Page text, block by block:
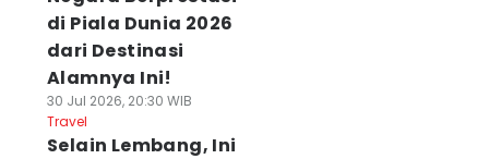
di Piala Dunia 2026
dari Destinasi
Alamnya Ini!
30 Jul 2026, 20:30 WIB
Travel
Selain Lembang, Ini